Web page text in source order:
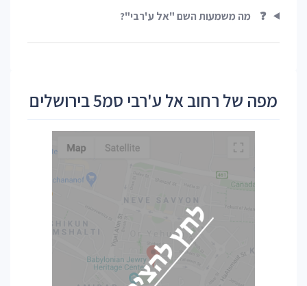
❓ מה משמעות השם "אל ע'רבי"?
מפה של רחוב אל ע'רבי סמ5 בירושלים